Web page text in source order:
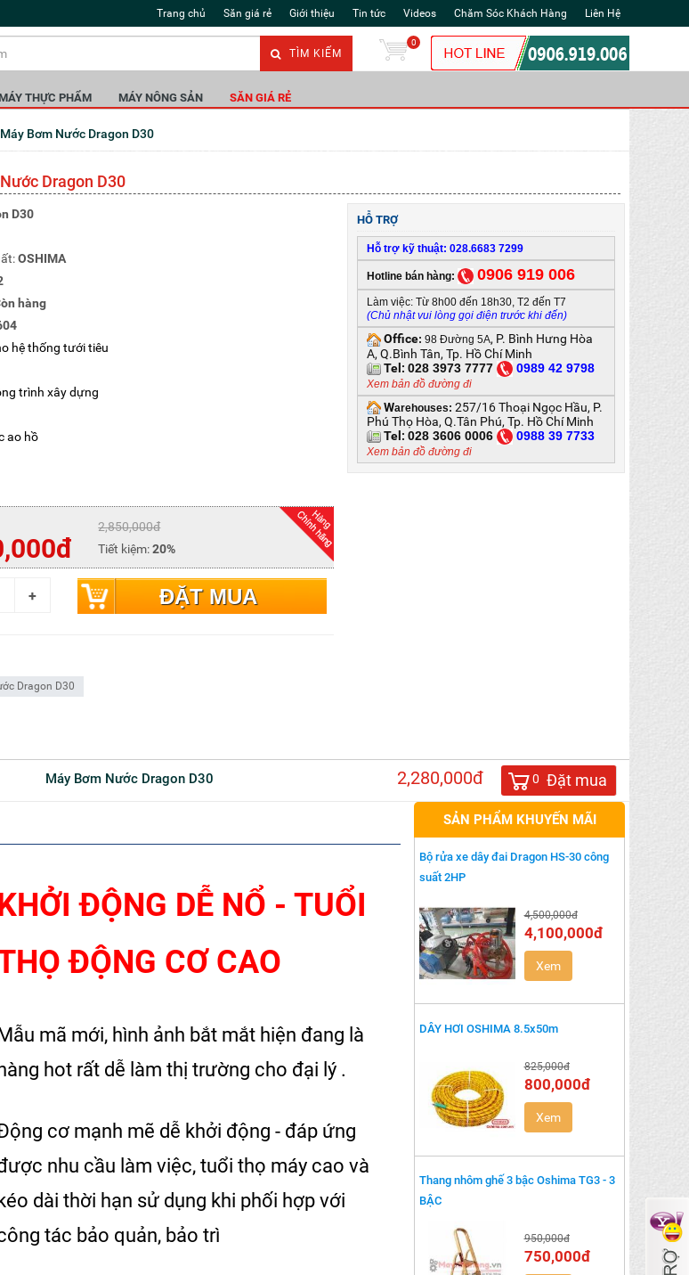
Trang chủ Săn giá rẻ Giới thiệu Tin tức Videos Chăm Sóc Khách Hàng Liên Hệ
TÌM KIẾM
0
MÁY THỰC PHẨM MÁY NÔNG SẢN SĂN GIÁ RẺ
Máy Bơm Nước Dragon D30
Dragon D30
D30
OSHIMA
hàng
hệ thống tưới tiêu
trình xây dựng
ao hồ
2,850,000đ
Tiết kiệm: 20%
ĐẶT MUA
Dragon D30
HỖ TRỢ
Hỗ trợ kỹ thuật: 028.6683 7299
Hotline bán hàng: 0906 919 006
Làm việc: Từ 8h00 đến 18h30, T2 đến T7
(Chủ nhật vui lòng gọi điện trước khi đến)
Office: 98 Đường 5A, P. Bình Hưng Hòa
A, Q.Bình Tân, Tp. Hồ Chí Minh
Tel:028 3973 7777 0989 42 9798
Xem bản đồ đường đi
Warehouses: 257/16 Thoại Ngọc Hầu, P.
Phú Thọ Hòa, Q.Tân Phú, Tp. Hồ Chí Minh
Tel:028 3606 0006 0988 39 7733
Xem bản đồ đường đi
Máy Bơm Nước Dragon D30 2,280,000đ 0 Đặt mua
ĐỘNG DỄ NỔ - TUỔI
ĐỘNG CƠ CAO
mã mới, hình ảnh bắt mắt hiện đang là
hàng hot rất dễ làm thị trường cho đại lý .
cơ mạnh mẽ dễ khởi động - đáp ứng
nhu cầu làm việc, tuổi thọ máy cao và
kéo dài thời hạn sử dụng khi phối hợp với
tác bảo quản, bảo trì
SẢN PHẨM KHUYẾN MÃI
Bộ rửa xe dây đai Dragon HS-30 công
suất 2HP
4,500,000đ
4,100,000đ
Xem
DÂY HƠI OSHIMA 8.5x50m
825,000đ
800,000đ
Xem
Thang nhôm ghế 3 bậc Oshima TG3 - 3
BẬC
950,000đ
750,000đ